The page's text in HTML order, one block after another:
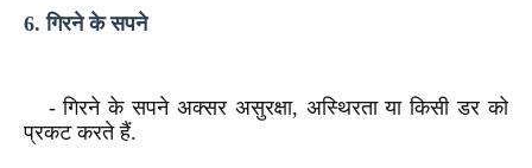
6. गिरने के सपने
- गिरने के सपने अक्सर असुरक्षा, अस्थिरता या किसी डर को
प्रकट करते हैं.